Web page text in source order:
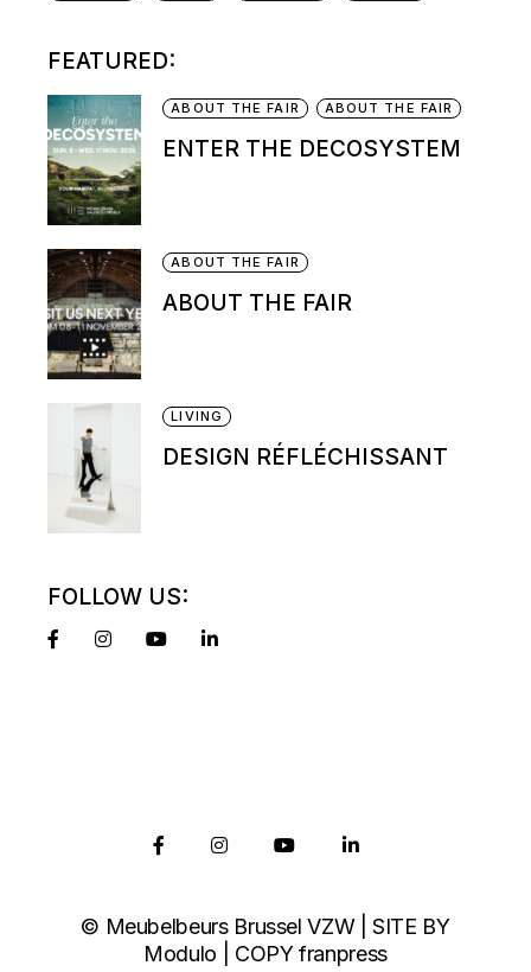
FEATURED:
ABOUT THE FAIR ABOUT THE FAIR
ENTER THE DECOSYSTEM
ABOUT THE FAIR
ABOUT THE FAIR
LIVING
DESIGN RÉFLÉCHISSANT
FOLLOW US:
© Meubelbeurs Brussel VZW | SITE BY
Modulo | COPYfranpress